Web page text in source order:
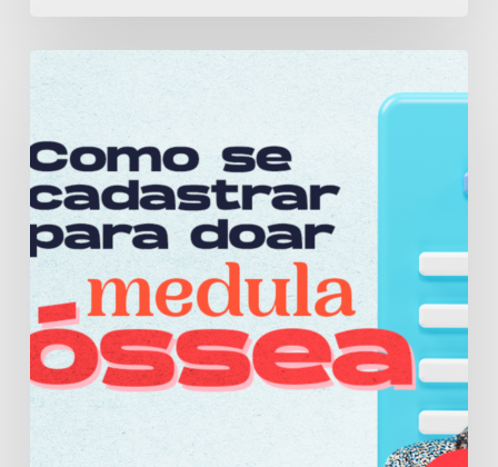
Como
me
cadastro
para
doar
medula
óssea?